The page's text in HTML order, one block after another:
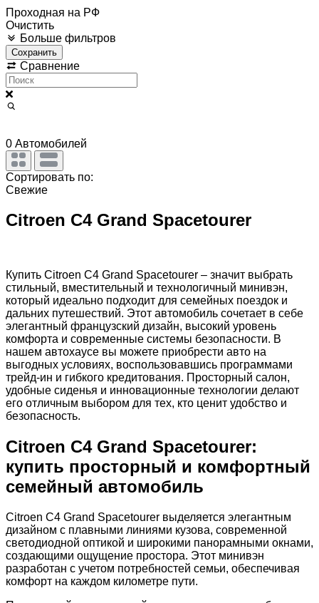
Проходная на РФ
Очистить
Больше фильтров
Сохранить
Сравнение
0 Автомобилей
Сортировать по:
Свежие
Citroen C4 Grand Spacetourer
Купить Citroen C4 Grand Spacetourer – значит выбрать
стильный, вместительный и технологичный минивэн,
который идеально подходит для семейных поездок и
дальних путешествий. Этот автомобиль сочетает в себе
элегантный французский дизайн, высокий уровень
комфорта и современные системы безопасности. В
нашем автохаусе вы можете приобрести авто на
выгодных условиях, воспользовавшись программами
трейд-ин и гибкого кредитования. Просторный салон,
удобные сиденья и инновационные технологии делают
его отличным выбором для тех, кто ценит удобство и
безопасность.
Citroen C4 Grand Spacetourer:
купить просторный и комфортный
семейный автомобиль
Citroen C4 Grand Spacetourer выделяется элегантным
дизайном с плавными линиями кузова, современной
светодиодной оптикой и широкими панорамными окнами,
создающими ощущение простора. Этот минивэн
разработан с учетом потребностей семьи, обеспечивая
комфорт на каждом километре пути.